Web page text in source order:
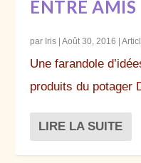
ENTRE AMIS
par Iris |Août 30, 2016 |
Une farandole
produits du potager
LIRE LA SUITE